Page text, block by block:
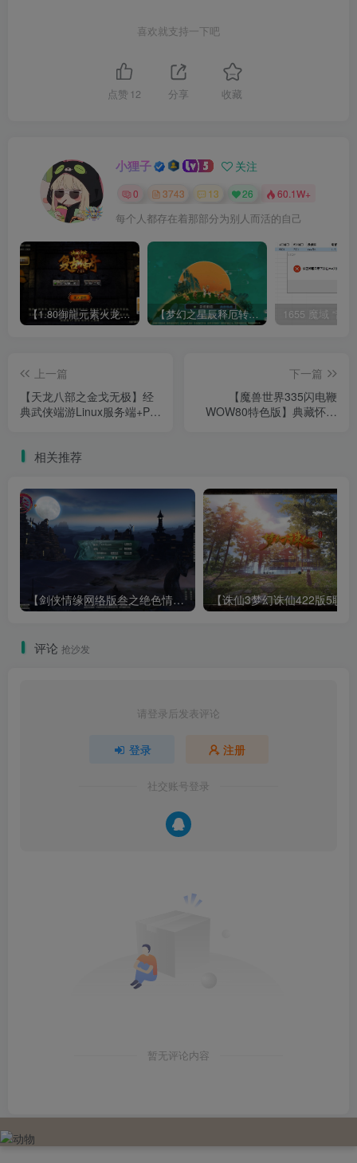
喜欢就支持一下吧
点赞 12 分享 收藏
小狸子 关注
0 3743 13 26 60.1W+
每个人都存在着那部分为别人而活的自己
【1.80御龍元素火龙[摸摸登陆器]】战神引擎WIN服务端+GM工具+充值后台+双端+架设教程 【梦幻之星辰释厄转尊享挂机版】MT3换皮梦幻西游Linux服务端+GM后台+双端+源码+架设教程
上一篇
【天龙八部之金戈无极】经
典武侠端游Linux服务端+PC
下一篇
【魔兽世界335闪电鞭
WOW80特色版】典藏怀旧
相关推荐
【剑侠情缘网络版叁之绝色情缘V3.5更新版】3DMMORPG端游Linux服务端+GM指令+PC客户端+架设教程
评论 抢沙发
请登录后发表评论
登录 注册
社交账号登录
暂无评论内容